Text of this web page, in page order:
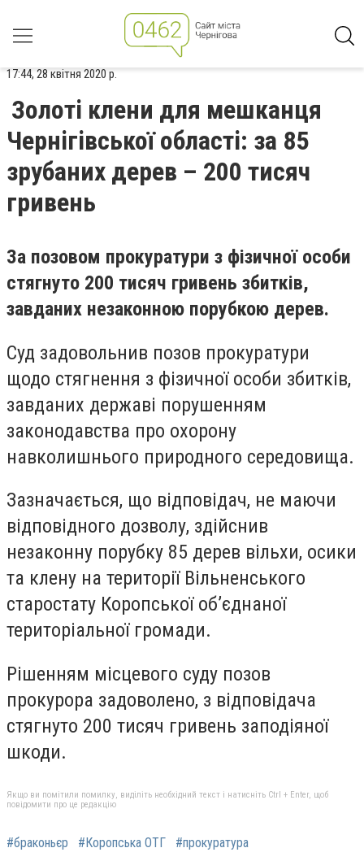
17:44, 28 квітня 2020 р.
Золоті клени для мешканця
Чернігівської області: за 85
зрубаних дерев – 200 тисяч
гривень
За позовом прокуратури з фізичної особи
стягнуто 200 тисяч гривень збитків,
завданих незаконною порубкою дерев.
Суд задовольнив позов прокуратури
щодо стягнення з фізичної особи збитків,
завданих державі порушенням
законодавства про охорону
навколишнього природного середовища.
Зазначається, що відповідач, не маючи
відповідного дозволу, здійснив
незаконну порубку 85 дерев вільхи, осики
та клену на території Вільненського
старостату Коропської об’єднаної
територіальної громади.
Рішенням місцевого суду позов
прокурора задоволено, з відповідача
стягнуто 200 тисяч гривень заподіяної
шкоди.
Якщо ви помітили помилку, виділіть необхідний текст і натисніть Ctrl + Enter, щоб
повідомити про це редакцію
#браконьєр #Коропська ОТГ #прокуратура